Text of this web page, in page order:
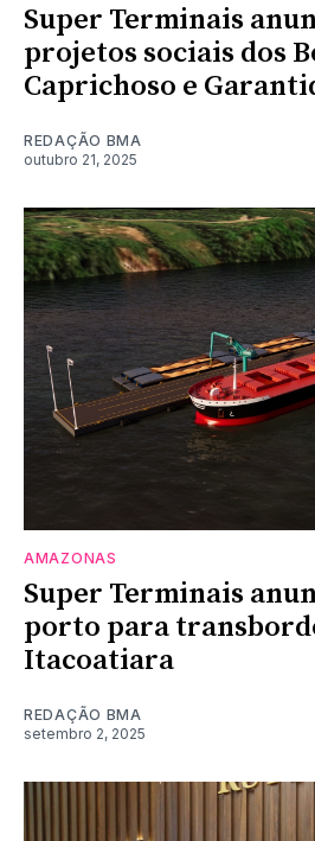
Super Terminais
projetos sociais dos
Caprichoso e
REDAÇÃO BMA
outubro 21, 2025
AMAZONAS
Super Terminais
porto para
Itacoatiara
REDAÇÃO BMA
setembro 2, 2025